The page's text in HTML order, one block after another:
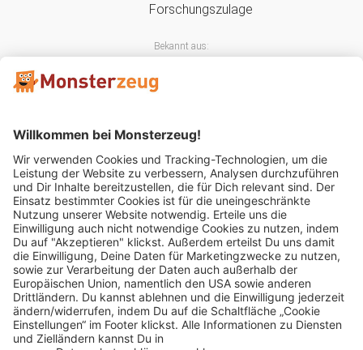
Bekannt aus:
Mitglied im: